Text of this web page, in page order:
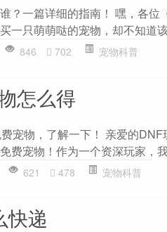
？一篇详细的指南！ 嘿，各
一只萌萌哒的宠物，却不知道
846 702 宠物科普
怎么得
宠物，了解一下！ 亲爱的
宠物！作为一个资深玩家，
621 478 宠物科普
快递